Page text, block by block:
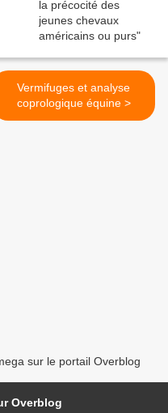
Vermifuges et analyse
coprologique équine >
sur le portail Overblog
Overblog